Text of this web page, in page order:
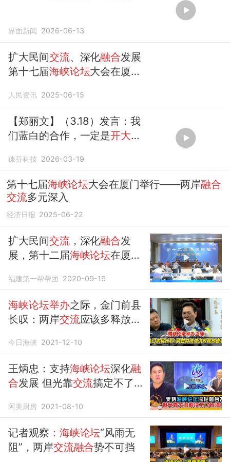
界面新闻 2026-06-13
扩大民间交流、深化融合发展
第十七届海峡论坛大会在厦门
人民资讯 2025-06-15
【郑丽文】（3.18）发言：我
们蓝白的合作，一定是开大门
徕芬科技 2026-03-19
第十七届海峡论坛大会在厦门举行——两岸融合
交流多元深入
经济日报 2025-06-22
扩大民间交流，深化融合发
展，第十二届海峡论坛在厦门
福建第一帮帮团 2020-09-19
海峡论坛举办之际，金门前县
长叹：两岸交流应该多释放善
今日海峡 2021-12-10
王炳忠：支持海峡论坛深化融
合发展 但光靠交流搞定不了台
阿美厨房 2021-08-10
记者观察 ：海峡论坛“风雨无
阻”，两岸交流融合势不可挡